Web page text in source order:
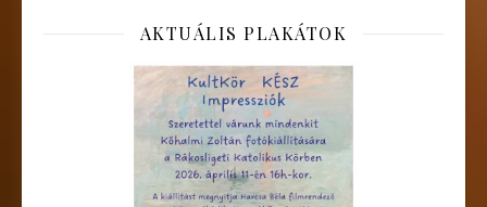
AKTUÁLIS PLAKÁTOK